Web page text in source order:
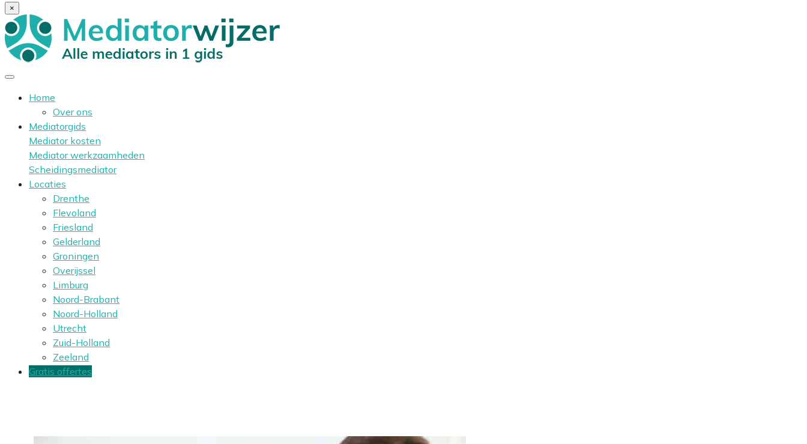
×
Home
Over ons
Mediatorgids
Mediator kosten
Mediator werkzaamheden
Scheidingsmediator
Locaties
Drenthe
Flevoland
Friesland
Gelderland
Groningen
Overijssel
Limburg
Noord-Brabant
Noord-Holland
Utrecht
Zuid-Holland
Zeeland
Gratis offertes